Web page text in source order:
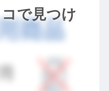
コで見つけ